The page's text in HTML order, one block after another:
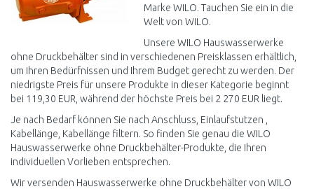
Marke WILO. Tauchen Sie ein in die
Welt von WILO.
Unsere WILO Hauswasserwerke
ohne Druckbehälter sind in verschiedenen Preisklassen erhältlich,
um Ihren Bedürfnissen und Ihrem Budget gerecht zu werden. Der
niedrigste Preis für unsere Produkte in dieser Kategorie beginnt
bei 119,30 EUR, während der höchste Preis bei 2 270 EUR liegt.
Je nach Bedarf können Sie nach Anschluss, Einlaufstutzen ,
Kabellänge, Kabellänge filtern. So finden Sie genau die WILO
Hauswasserwerke ohne Druckbehälter-Produkte, die Ihren
individuellen Vorlieben entsprechen.
Wir versenden Hauswasserwerke ohne Druckbehälter von WILO